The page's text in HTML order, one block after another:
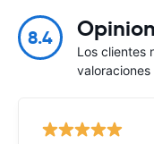
8.4
Los clientes
valoraciones